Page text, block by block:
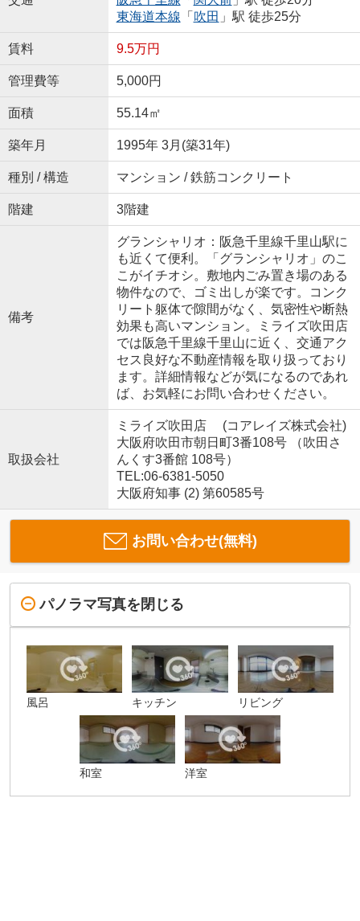
東海道本線 「 吹田 」駅 徒歩25分
賃料 9.5万円
管理費等 5,000円
面積 55.14㎡
築年月 1995年 3月(築31年)
種別 / 構造 マンション / 鉄筋コンクリート
階建 3階建
備考
グランシャリオ：阪急千里線千里山駅に
も近くて便利。「グランシャリオ」のこ
こがイチオシ。敷地内ごみ置き場のある
物件なので、ゴミ出しが楽です。コンク
リート躯体で隙間がなく、気密性や断熱
効果も高いマンション。ミライズ吹田店
では阪急千里線千里山に近く、交通アク
セス良好な不動産情報を取り扱っており
ます。詳細情報などが気になるのであれ
ば、お気軽にお問い合わせください。
取扱会社
ミライズ吹田店 (コアレイズ株式会社)
大阪府吹田市朝日町3番108号 （吹田さ
んくす3番館 108号）
TEL:06-6381-5050
大阪府知事 (2) 第60585号
お問い合わせ(無料)
パノラマ写真を閉じる
風呂 キッチン リビング
和室 洋室